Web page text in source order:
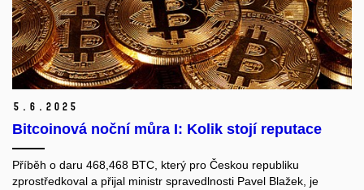
5. 6. 2025
Bitcoinová noční můra I: Kolik stojí reputace
Příběh o daru 468,468 BTC, který pro Českou republiku
zprostředkoval a přijal ministr spravedlnosti Pavel Blažek, je